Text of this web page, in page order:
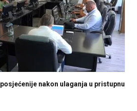
nakon ulaganja u pristupnu